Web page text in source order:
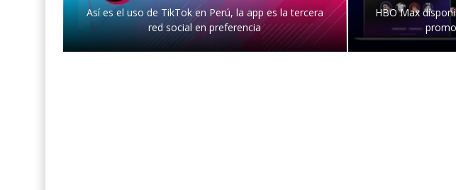
Así es el uso de TikTok en Perú, la app es la tercera
red social en preferencia
HBO Max